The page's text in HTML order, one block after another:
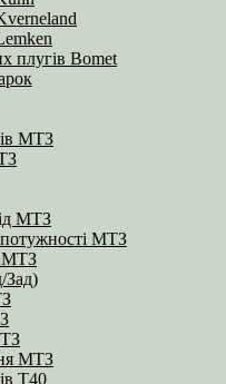
плугів Bomet
МТЗ
МТЗ
МТЗ
МТЗ
Зад)
МТЗ
Т40